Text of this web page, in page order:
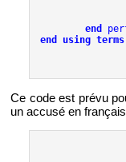
end
end using
Ce code est prévu
un ac­cusé en